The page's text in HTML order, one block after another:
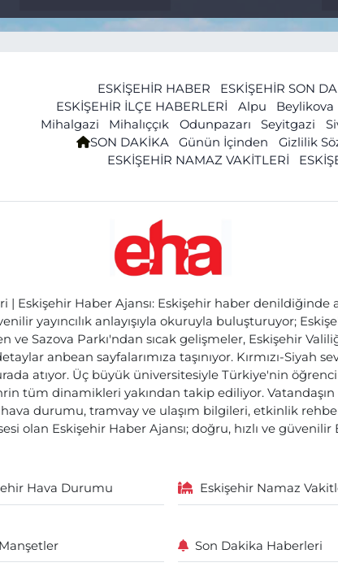
ESKİŞEHİR HABER ESKİŞEHİR SON
ESKİŞEHİR İLÇE HABERLERİ
Alpu Beylikova
Mihalgazi
Mihalıççık Odunpazarı Seyitgazi
SON DAKİKA
Günün İçinden Gizlilik
ESKİŞEHİR NAMAZ VAKİTLERİ
| Eskişehir Haber Ajansı: Eskişehir haber denildiğinde
yayıncılık anlayışıyla okuruyla buluşturuyor;
ve Sazova Parkı'ndan sıcak gelişmeler, Eskişehir
anbean sayfalarımıza taşınıyor. Kırmızı-Siyah
atıyor. Üç büyük üniversitesiyle Türkiye'nin
tüm dinamikleri yakından takip ediliyor. Vatandaşın
durumu, tramvay ve ulaşım bilgileri, etkinlik
olan Eskişehir Haber Ajansı; doğru, hızlı ve
Hava Durumu Eskişehir Namaz
Son Dakika Haberleri